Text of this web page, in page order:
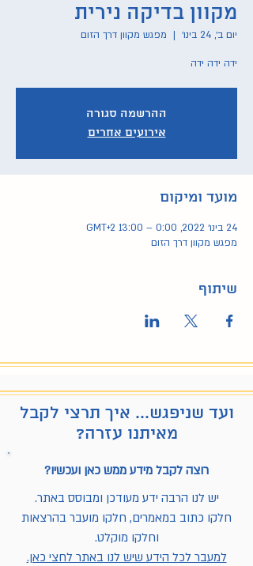
מקוון בדיקה נירית
יום ב׳, 24 בינו׳
  |
מפגש מקוון דרך הזום
ידה ידה ידה
ההרשמה סגורה
אירועים אחרים
מועד ומיקום
24 בינו׳ 2022, 0:00 – 13:00 GMT‎+2‎
מפגש מקוון דרך הזום
שיתוף
ועד שניפגש... איך תרצי לקבל
מאיתנו עזרה?
רוצה לקבל מידע ממש כאן ועכשיו?
יש לנו הרבה ידע מעודכן ומבוסס באתר.
חלקו כתוב במאמרים, חלקו מועבר בהרצאות
וחלקו מוקלט.
למעבר לכל הידע שיש לנו באתר לחצי כאן.